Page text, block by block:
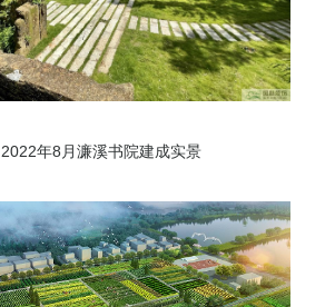
2022年8月濂溪书院建成实景